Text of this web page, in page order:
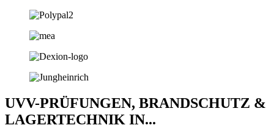
UVV-PRÜFUNGEN, BRANDSCHUTZ &
LAGERTECHNIK IN...